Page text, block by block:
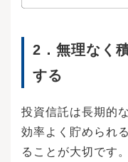
プについて紹介します。
入など人生のあらゆる局
フプランを設計すること
ることができます。20～
だ将来の具体的なライフ
婚や出産・子育て・マイ
2． 無理なく
する
投資信託は長期的
効率よく貯められ
ることが大切です。